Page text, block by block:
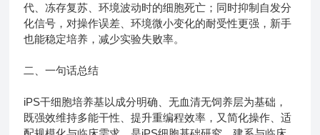
代、冻存复苏、环境波动时的细胞死亡；同时抑制自发分
化信号，对操作误差、环境微小变化的耐受性更强，新手
也能稳定培养，减少实验失败率。
二、一句话总结
iPS干细胞培养基以成分明确、无血清无饲养层为基础，
既强效维持多能干性、提升重编程效率，又简化操作、适